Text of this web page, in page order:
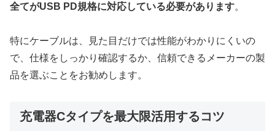
全てがUSB PD規格に対応している必要があります。
特にケーブルは、見た目だけでは性能がわかりにくいの
で、仕様をしっかり確認するか、信頼できるメーカーの製
品を選ぶことをお勧めします。
充電器Cタイプを最大限活用するコツ